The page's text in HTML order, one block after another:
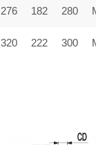
276 182 280
320 222 300